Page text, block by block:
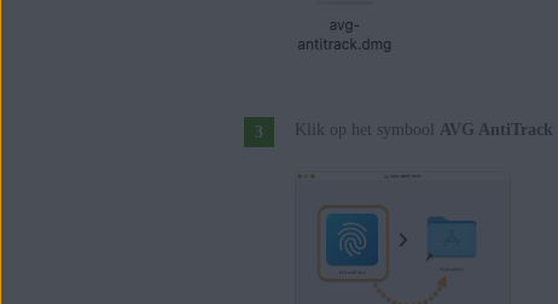
Klik op het symbool AVG AntiTrack